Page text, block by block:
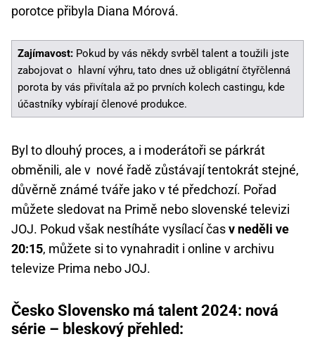
porotce přibyla Diana Mórová.
Zajímavost: Pokud by vás někdy svrběl talent a toužili jste
zabojovat o hlavní výhru, tato dnes už obligátní čtyřčlenná
porota by vás přivítala až po prvních kolech castingu, kde
účastníky vybírají členové produkce.
Byl to dlouhý proces, a i moderátoři se párkrát
obměnili, ale v nové řadě zůstávají tentokrát stejné,
důvěrně známé tváře jako v té předchozí. Pořad
můžete sledovat na Primě nebo slovenské televizi
JOJ. Pokud však nestíháte vysílací časv neděli ve
20:15, můžete si to vynahradit i online v archivu
televize Prima nebo JOJ.
Česko Slovensko má talent 2024: nová
série – bleskový přehled: